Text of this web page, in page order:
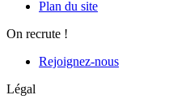
Plan du site
On recrute !
Rejoignez-nous
Légal